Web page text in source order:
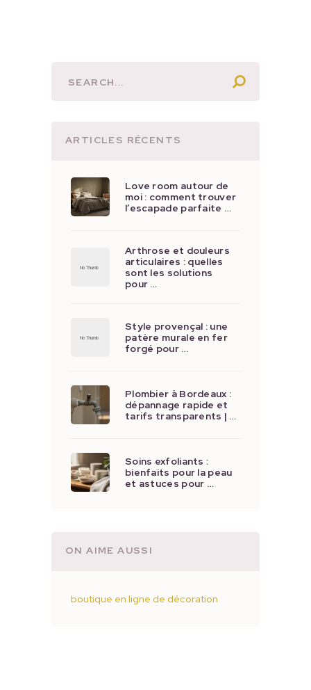
ARTICLES RÉCENTS
Love room autour de
moi : comment trouver
l’escapade parfaite …
Arthrose et douleurs
articulaires : quelles
sont les solutions
pour …
Style provençal : une
patère murale en fer
forgé pour …
Plombier à Bordeaux :
dépannage rapide et
tarifs transparents | …
Soins exfoliants :
bienfaits pour la peau
et astuces pour …
ON AIME AUSSI
boutique en ligne de décoration